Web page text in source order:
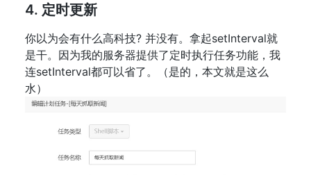
4. 定时更新
你以为会有什么高科技? 并没有。拿起setInterval就
是干。因为我的服务器提供了定时执行任务功能，我
连setInterval都可以省了。（是的，本文就是这么
水）